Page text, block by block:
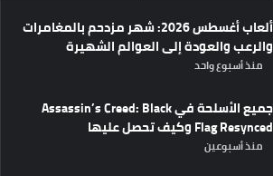
ألعاب أغسطس 2026: شهر مزدحم بالمغامرات
والرعب والعودة إلى العوالم الشهيرة
منذ أسبوع واحد
جميع الأسلحة في Assassin’s Creed: Black
Flag Resynced وكيف تحصل عليها
منذ أسبوعين